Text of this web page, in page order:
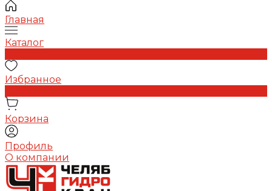
Главная
Каталог
Избранное
Корзина
Профиль
О компании